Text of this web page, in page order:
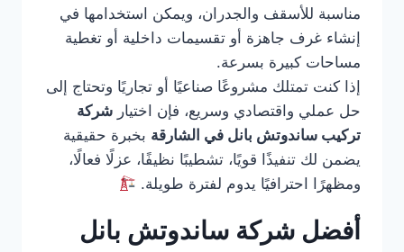
مناسبة للأسقف والجدران، ويمكن استخدامها في
إنشاء غرف جاهزة أو تقسيمات داخلية أو تغطية
مساحات كبيرة بسرعة.
إذا كنت تمتلك مشروعًا صناعيًا أو تجاريًا وتحتاج إلى
حل عملي واقتصادي وسريع، فإن اختيار شركة
تركيب ساندوتش بانل في الشارقة بخبرة حقيقية
يضمن لك تنفيذًا قويًا، تشطيبًا نظيفًا، عزلًا فعالًا،
ومظهرًا احترافيًا يدوم لفترة طويلة.
أفضل شركة ساندوتش بانل